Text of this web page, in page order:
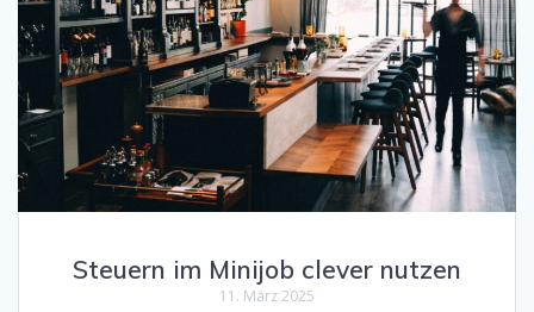
Steuern im Minijob clever nutzen
11. März 2025